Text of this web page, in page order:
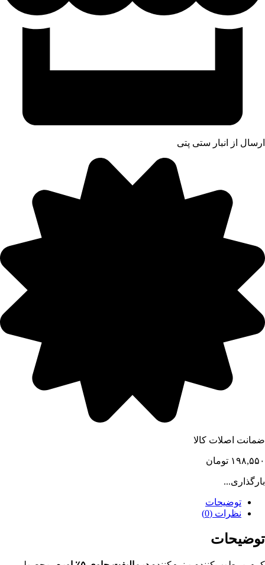
ارسال از انبار ستی پتی
ضمانت اصلات کالا
۱۹۸,۵۵۰ تومان
بارگذاری...
توضیحات
نظرات (0)
توضیحات